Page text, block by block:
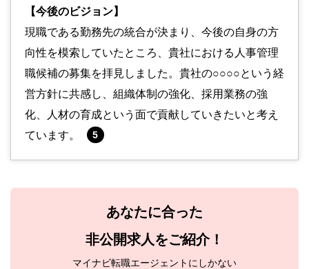
【今後のビジョン】
現職である勤務先の統合が決まり、今後の自身の方
向性を模索していたところ、貴社における人事管理
職候補の募集を拝見しました。貴社の○○○○という経
営方針に共感し、組織体制の強化、採用業務の強
化、人材の育成という面で貢献していきたいと考え
ています。
5
あなたに合った
非公開求人をご紹介！
マイナビ転職エージェントにしかない